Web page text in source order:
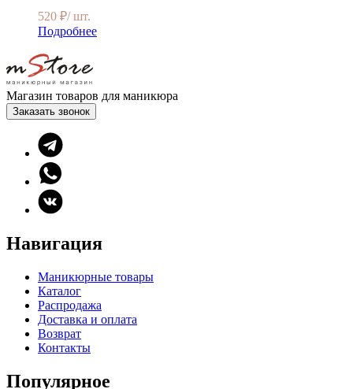
520 ₽/ шт.
Подробнее
Магазин товаров для маникюра
Заказать звонок
Навигация
Маникюрные товары
Каталог
Распродажа
Доставка и оплата
Возврат
Контакты
Популярное